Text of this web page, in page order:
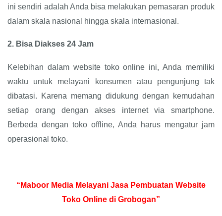
ini sendiri adalah Anda bisa melakukan pemasaran produk
dalam skala nasional hingga skala internasional.
2. Bisa Diakses 24 Jam
Kelebihan dalam website toko online ini, Anda memiliki
waktu untuk melayani konsumen atau pengunjung tak
dibatasi. Karena memang didukung dengan kemudahan
setiap orang dengan akses internet via smartphone.
Berbeda dengan toko offline, Anda harus mengatur jam
operasional toko.
“Maboor Media Melayani Jasa Pembuatan Website
Toko Online di Grobogan”